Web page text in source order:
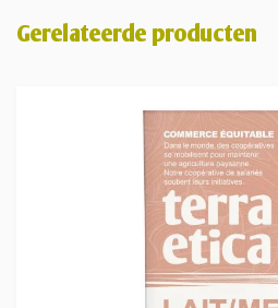
Gerelateerde producten